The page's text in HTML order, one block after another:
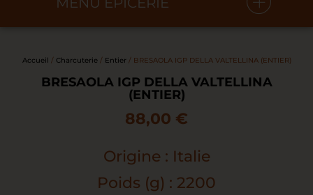
Accueil / Charcuterie/ Entier / BRESAOLA IGP DELLA VALTELLINA (ENTIER)
BRESAOLA IGP DELLA VALTELLINA
(ENTIER)
88,00 €
Origine : Italie
Poids (g) : 2200